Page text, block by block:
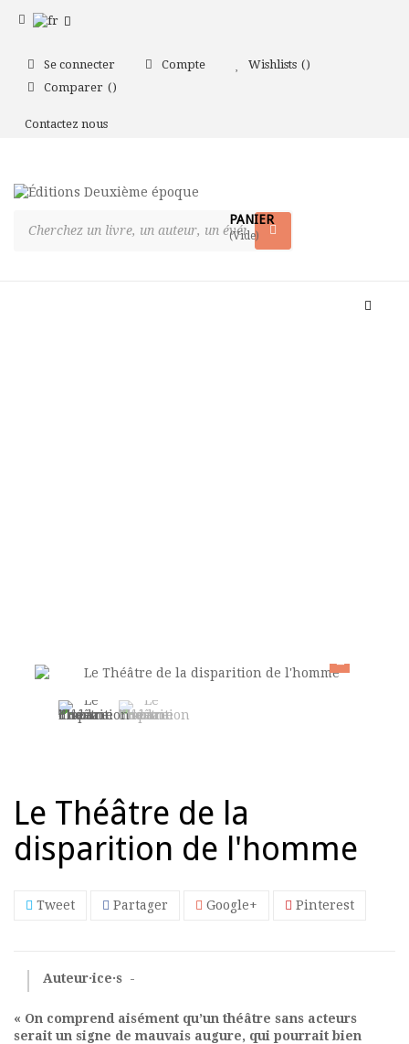
Se connecter Compte
Wishlists
Comparer
Contactez nous
PANIER
(Vide)
Le Théâtre de la
disparition de l'homme
Tweet Partager Google+ Pinterest
Auteur·ice·s -
« On comprend aisément qu’un théâtre sans acteurs
serait un signe de mauvais augure, qui pourrait bien